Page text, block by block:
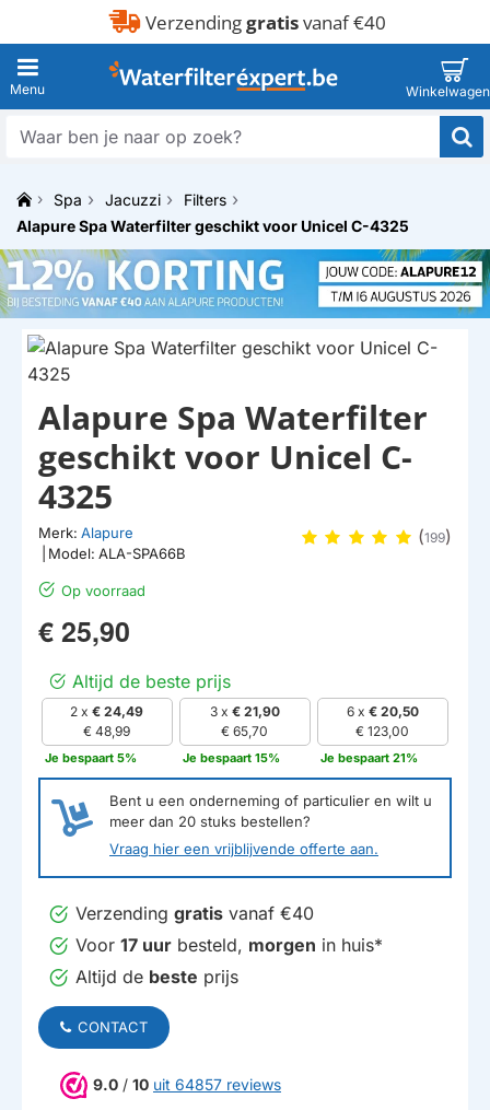
Verzendinggratisvanaf €40
Waar
naar
oph
m
e
Spa Jacuzzi
Filters
Alapure Spa Waterfilter geschikt voor Unicel C-4325
HUISMERK
Op voorraad
Alapure Spa Waterfilter
geschikt voor Unicel C-
4325
Merk: Alapure
Model: ALA-SPA66B
(199)
€ 25,90
Altijd de beste prijs
2 x€ 24,49
€ 48,99
Je bespaart 5%
3 x € 21,90
€ 65,70
Je bespaart 15%
6 x € 20,50
€ 123,00
Je bespaart 21%
Bent u een onderneming of particulier en wilt u
meer dan 20 stuks bestellen?
Vraag hier een vrijblijvende offerte aan.
Verzending gratis vanaf €40
Voor 17 uur besteld, morgen in huis*
Altijd de beste prijs
CONTACT
9.0 / 10 uit 64857 reviews